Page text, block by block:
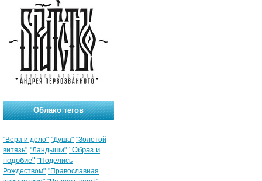
Облако тегов
"Вера и дело" "Душа" "Золотой
витязь" "Ландыши" "Образ и
подобие" "Поделись
Рождеством" "Православная